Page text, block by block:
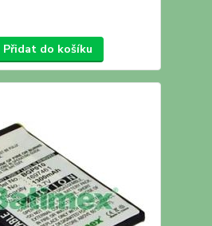
Přidat do košíku